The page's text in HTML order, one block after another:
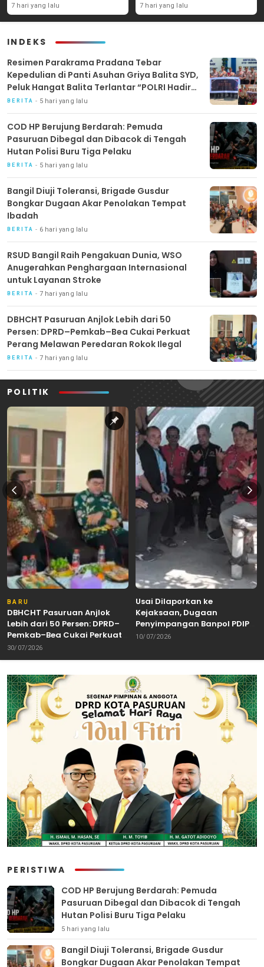
Penghargaan
Internasional untuk
7 hari yang lalu
Perkuat Perang Melawan
Peredaran Rokok Ilegal
7 hari yang lalu
INDEKS
Resimen Parakrama Pradana Tebar
Kepedulian di Panti Asuhan Griya Balita SYD,
Peluk Hangat Balita Terlantar “POLRI Hadir
Dengan Hati”
BERITA 5 hari yang lalu
COD HP Berujung Berdarah: Pemuda
Pasuruan Dibegal dan Dibacok di Tengah
Hutan Polisi Buru Tiga Pelaku
BERITA 5 hari yang lalu
Bangil Diuji Toleransi, Brigade Gusdur
Bongkar Dugaan Akar Penolakan Tempat
Ibadah
BERITA 6 hari yang lalu
RSUD Bangil Raih Pengakuan Dunia, WSO
Anugerahkan Penghargaan Internasional
untuk Layanan Stroke
BERITA 7 hari yang lalu
DBHCHT Pasuruan Anjlok Lebih dari 50
Persen: DPRD–Pemkab–Bea Cukai Perkuat
Perang Melawan Peredaran Rokok Ilegal
BERITA 7 hari yang lalu
POLITIK
BARU
DBHCHT Pasuruan Anjlok
Lebih dari 50 Persen: DPRD–
Pemkab–Bea Cukai Perkuat
Perang Melawan Peredaran
Rokok Ilegal
30/07/2026
Usai Dilaporkan ke
Kejaksaan, Dugaan
Penyimpangan Banpol PDIP
Pasuruan Dinyatakan
Cabut Laporan”
10/07/2026
PERISTIWA
COD HP Berujung Berdarah: Pemuda
Pasuruan Dibegal dan Dibacok di Tengah
Hutan Polisi Buru Tiga Pelaku
5 hari yang lalu
Bangil Diuji Toleransi, Brigade Gusdur
Bongkar Dugaan Akar Penolakan Tempat